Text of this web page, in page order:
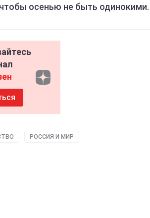
осенью не быть одинокими.
РОССИЯ И МИР